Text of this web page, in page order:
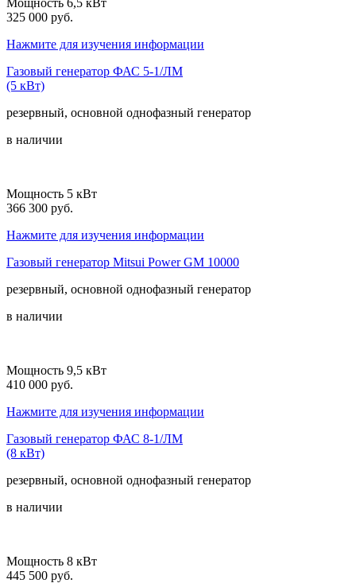
325 000 руб.
Нажмите для изучения информации
Газовый генератор ФАС 5-1/ЛМ
(5 кВт)
резервный, основной однофазный генератор
в наличии
Мощность 5 кВт
366 300 руб.
Нажмите для изучения информации
Газовый генератор Mitsui Power GM 10000
резервный, основной однофазный генератор
в наличии
Мощность 9,5 кВт
410 000 руб.
Нажмите для изучения информации
Газовый генератор ФАС 8-1/ЛМ
(8 кВт)
резервный, основной однофазный генератор
в наличии
Мощность 8 кВт
445 500 руб.